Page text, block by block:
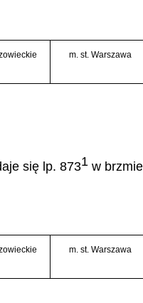
m. st. Warszawa
się lp. 8731 w
m. st. Warszawa